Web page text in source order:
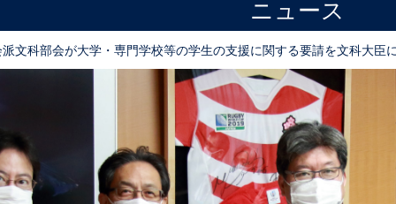
ニュース
文科部会が大学・専門学校等の学生の支援に関する要請を文科大臣